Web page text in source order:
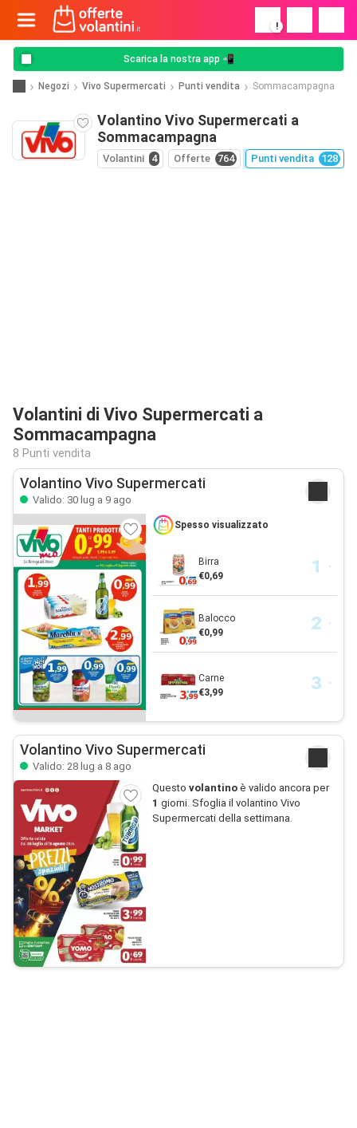
!
Scarica la nostra app 📲
Negozi Vivo Supermercati Punti vendita Sommacampagna
Volantino Vivo Supermercati a
Sommacampagna
Volantini 4 Offerte 764 Punti vendita 128
Volantini di Vivo Supermercati a
Sommacampagna
8 Punti vendita
Volantino Vivo Supermercati
Valido: 30 lug a 9 ago
Spesso visualizzato
Birra
€0,69
Balocco
€0,99
Carne
€3,99
Volantino Vivo Supermercati
Valido: 28 lug a 8 ago
Questo volantinoè valido ancora per
1 giorni. Sfoglia il volantino Vivo
Supermercati della settimana.